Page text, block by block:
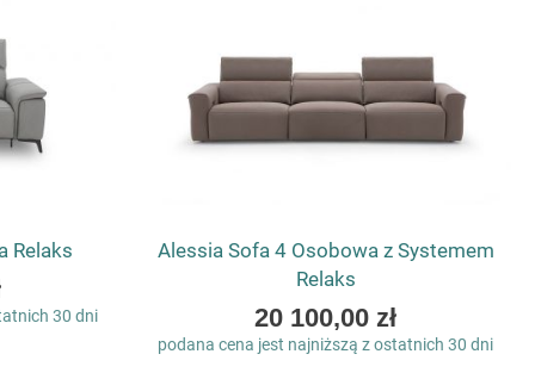
Relaks
30 dni
Alessia Sofa 4 Osobowa z Systemem
Relaks
As
low
20 100,00 zł
podana cena jest najniższą z ostatnich 30 dni